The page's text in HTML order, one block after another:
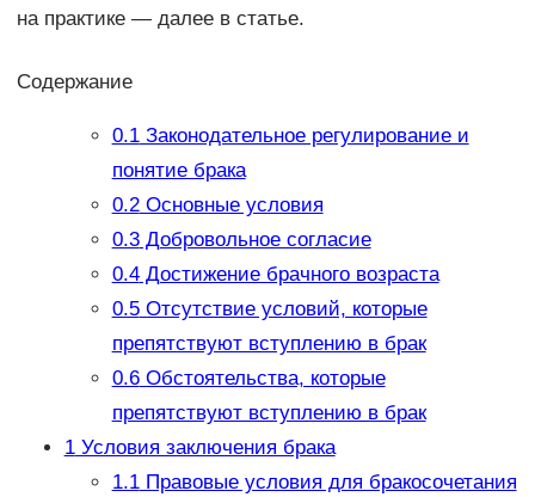
на практике — далее в статье.
Содержание
0.1Законодательное регулирование и
понятие брака
0.2Основные условия
0.3Добровольное согласие
0.4Достижение брачного возраста
0.5Отсутствие условий, которые
препятствуют вступлению в брак
0.6Обстоятельства, которые
препятствуют вступлению в брак
1Условия заключения брака
1.1Правовые условия для бракосочетания